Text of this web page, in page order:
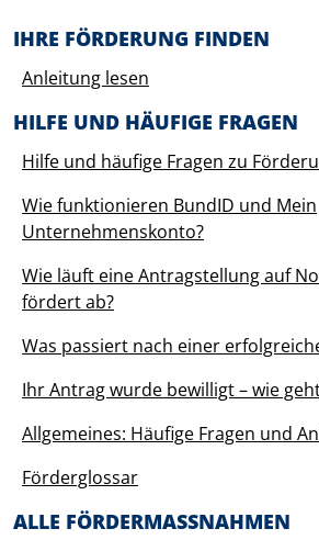
Before footer
IHRE FÖRDERUNG FINDEN
Anleitung lesen
HILFE UND HÄUFIGE FRAGEN
Hilfe und häufige Fragen zu
Wie funktionieren BundID und Mein
Unternehmenskonto?
Wie läuft eine Antragstellung auf
fördert ab?
Was passiert nach einer
Ihr Antrag wurde bewilligt – wie
Allgemeines: Häufige Fragen und
Förderglossar
ALLE FÖRDERMASSNAHMEN